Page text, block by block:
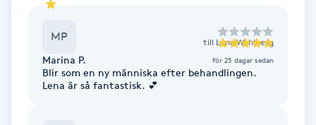
Fettreducering
MP till Lena Wahlberg
Marina P. för 25 dagar sedan
Blir som en ny människa efter behandlingen.
Lena är så fantastisk. 💕